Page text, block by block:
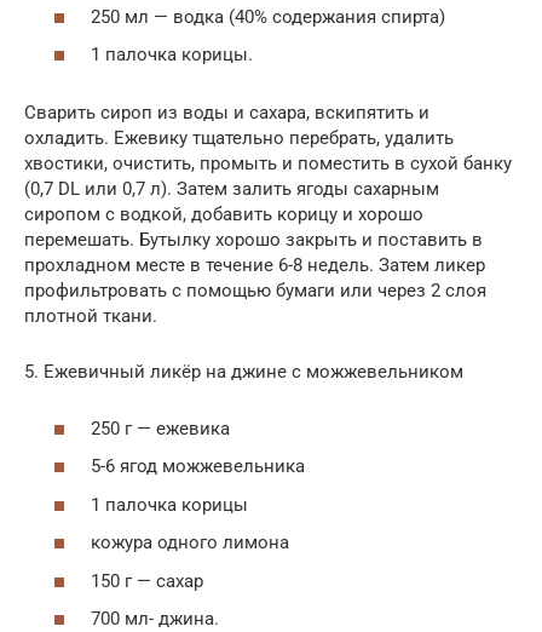
250 мл — водка (40% содержания спирта)
1 палочка корицы.
Сварить сироп из воды и сахара, вскипятить и
охладить. Ежевику тщательно перебрать, удалить
хвостики, очистить, промыть и поместить в сухой банку
(0,7 DL или 0,7 л). Затем залить ягоды сахарным
сиропом с водкой, добавить корицу и хорошо
перемешать. Бутылку хорошо закрыть и поставить в
прохладном месте в течение 6-8 недель. Затем ликер
профильтровать с помощью бумаги или через 2 слоя
плотной ткани.
5. Ежевичный ликёр на джине с можжевельником
250 г — ежевика
5-6 ягод можжевельника
1 палочка корицы
кожура одного лимона
150 г — сахар
700 мл- джина.